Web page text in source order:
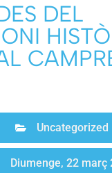
DEL
Uncategorized
Diumenge, 22 març